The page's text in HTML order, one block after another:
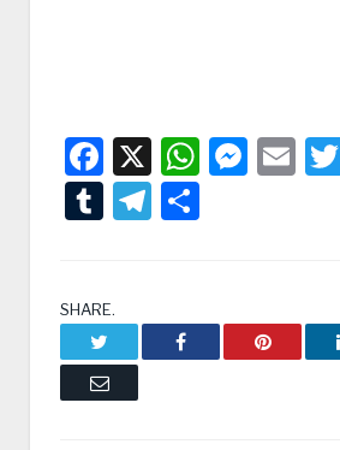
Facebook
X
TumblrTelegram
SHARE.
Facebook Pinterest
Email